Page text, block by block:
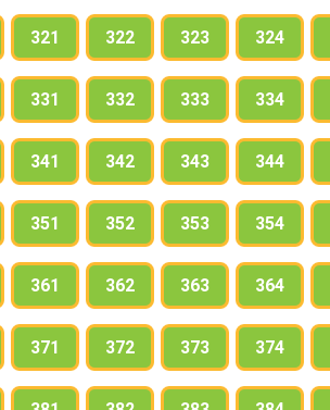
321 322 323 324
331 332 333 334
341 342 343 344
351 352 353 354
361 362 363 364
371 372 373 374